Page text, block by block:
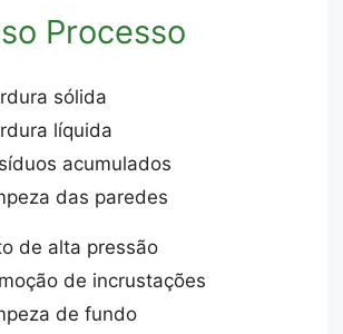
Processo
sólida
líquida
acumulados
das paredes
de alta pressão
de incrustações
de fundo